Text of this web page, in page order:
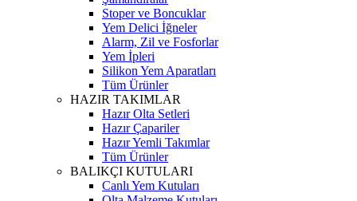
Stoper ve Boncuklar
Yem Delici İğneler
Alarm, Zil ve Fosforlar
Yem İpleri
Silikon Yem Aparatları
Tüm Ürünler
HAZIR TAKIMLAR
Hazır Olta Setleri
Hazır Çapariler
Hazır Yemli Takımlar
Tüm Ürünler
BALIKÇI KUTULARI
Canlı Yem Kutuları